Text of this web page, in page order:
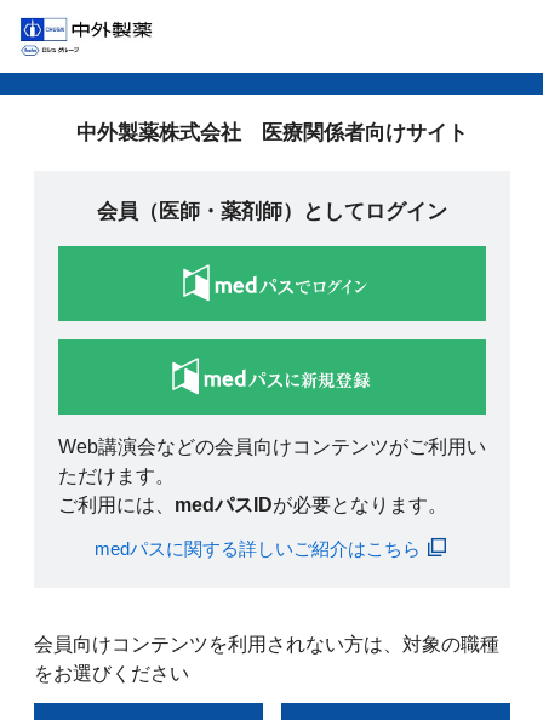
中外製薬株式会社 医療関係者向けサイト
会員（医師・薬剤師）としてログイン
Web講演会などの会員向けコンテンツがご利用い
ただけます。
ご利用には、 medパスIDが必要となります。
medパスに関する詳しいご紹介はこちら
会員向けコンテンツを利用されない方は、対象の職種
をお選びください